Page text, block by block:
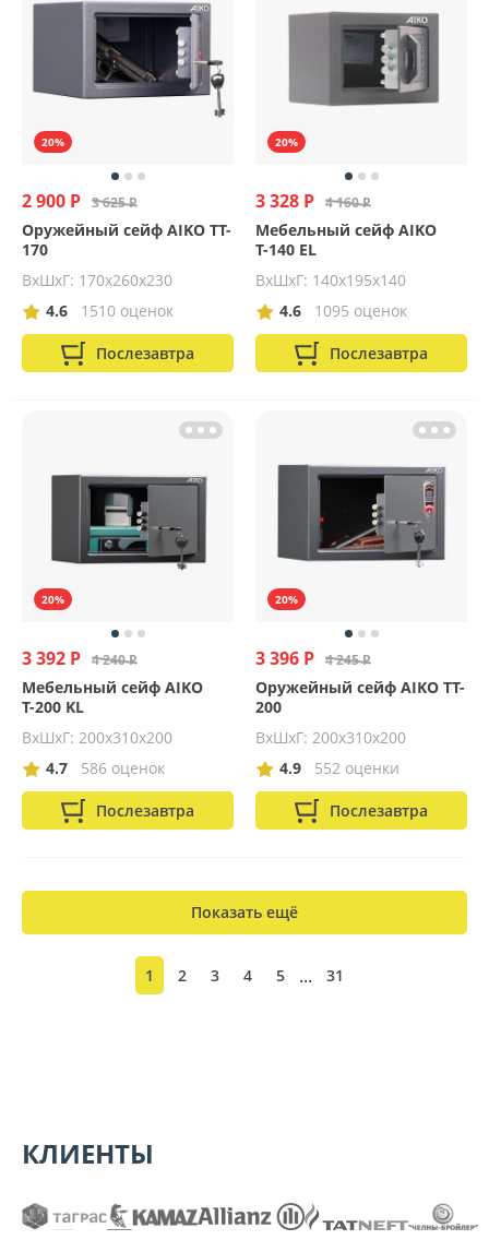
20%
2 900 Р 3 625 Р
Оружейный сейф AIKO TT-
170
ВхШхГ: 170х260х230
4.6
1510 оценок
Послезавтра
20%
3 328 Р 4 160 Р
Мебельный сейф AIKO
Т-140 EL
ВхШхГ: 140х195х140
4.6
1095 оценок
Послезавтра
20%
3 392 Р 4 240 Р
Мебельный сейф AIKO
Т-200 KL
ВхШхГ: 200х310х200
4.7
586 оценок
Послезавтра
20%
3 396 Р 4 245 Р
Оружейный сейф AIKO TT-
200
ВхШхГ: 200х310х200
4.9
552 оценки
Послезавтра
Показать ещё
1 2 3 4 5 ... 31
КЛИЕНТЫ